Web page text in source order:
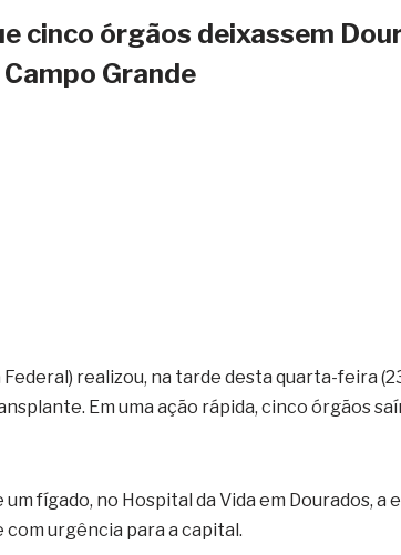
cinco órgãos deixassem
Grande
realizou, na tarde desta quarta-feira
Em uma ação rápida, cinco órgãos
fígado, no Hospital da Vida em Dourados, a
urgência para a capital.